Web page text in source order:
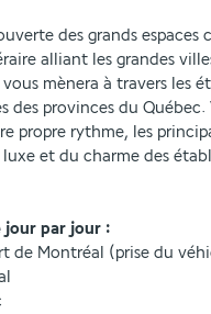
des grands espaces
alliant les grandes
mènera à travers les
des provinces du Québec.
propre rythme, les
et du charme des
jour par jour :
de Montréal (prise du